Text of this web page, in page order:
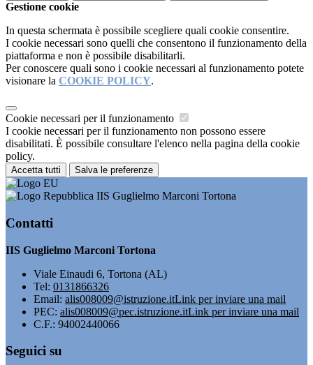
Gestione cookie
In questa schermata è possibile scegliere quali cookie consentire.
I cookie necessari sono quelli che consentono il funzionamento della
piattaforma e non è possibile disabilitarli.
Per conoscere quali sono i cookie necessari al funzionamento potete
visionare la COOKIE POLICY.
Cookie necessari per il funzionamento
I cookie necessari per il funzionamento non possono essere
disabilitati. È possibile consultare l'elenco nella pagina della cookie
policy.
Accetta tutti Salva le preferenze
IIS Guglielmo Marconi Tortona
Contatti
IIS Guglielmo Marconi Tortona
Viale Einaudi 6, Tortona (AL)
Tel: 0131866326
Email: alis008009@istruzione.itLink per inviare una mail
PEC: alis008009@pec.istruzione.itLink per inviare una mail
C.F.: 94002440066
Seguici su